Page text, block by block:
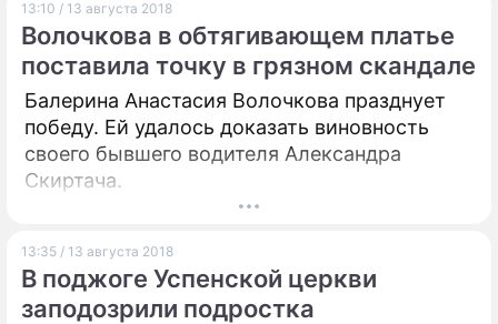
13:10 / 13 августа 2018
Волочкова в обтягивающем платье
поставила точку в грязном скандале
Балерина Анастасия Волочкова празднует
победу. Ей удалось доказать виновность
своего бывшего водителя Александра
Скиртача.
13:35 / 13 августа 2018
В поджоге Успенской церкви
заподозрили подростка